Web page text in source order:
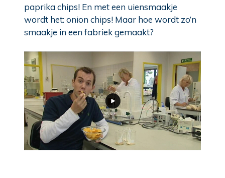
paprika chips! En met een uiensmaakje
wordt het: onion chips! Maar hoe wordt zo’n
smaakje in een fabriek gemaakt?